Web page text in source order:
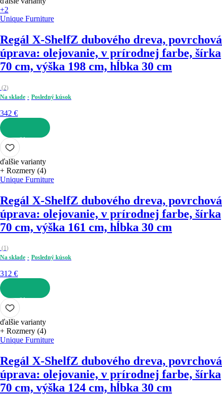
+2
Unique Furniture
Regál X-ShelfZ dubového dreva, povrchová
úprava: olejovanie, v prírodnej farbe, šírka
70 cm, výška 198 cm, hĺbka 30 cm
(2)
Na sklade
Posledný kúsok
342 €
DO KOŠÍKA
ďalšie varianty
+ Rozmery (4)
Unique Furniture
Regál X-ShelfZ dubového dreva, povrchová
úprava: olejovanie, v prírodnej farbe, šírka
70 cm, výška 161 cm, hĺbka 30 cm
(1)
Na sklade
Posledný kúsok
312 €
DO KOŠÍKA
ďalšie varianty
+ Rozmery (4)
Unique Furniture
Regál X-ShelfZ dubového dreva, povrchová
úprava: olejovanie, v prírodnej farbe, šírka
70 cm, výška 124 cm, hĺbka 30 cm